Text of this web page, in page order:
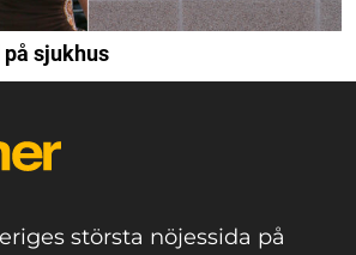
på sjukhus
största nöjessida på